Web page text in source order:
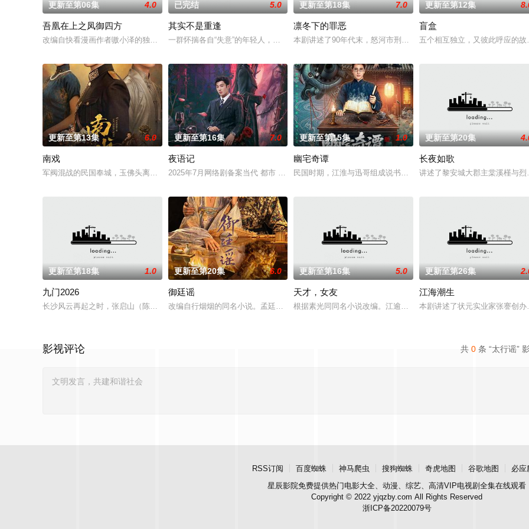
更新至第06集 4.0
吾凰在上之凤御四方
改编自快看漫画作者嗷小泽的独家连载漫画《吾凰在上》。现代少女奚圆（姜贞羽 饰）因意外踏入玄机界，继而卷入
已完结 5.0
其实不是重逢
一群怀揣各自“失意”的年轻人，在沿海小城南安相遇相知，他们决心各展所长创办旅行社。他们以当地的特
更新至第18集 7.0
凛冬下的罪恶
本剧讲述了90年代末，怒河市刑侦支队在无普及监控、无DNA鉴定技
更新至第12集
盲盒
五个相互独立，又彼此呼应的
更新至第13集 6.0
南戏
军阀混战的民国奉城，玉佛头离奇失窃，戏班主横尸戏台，将冷血少帅许又安与昆曲名伶荣筱楠推向不死不休的对立绝
更新至第16集 7.0
夜语记
2025年7月网络剧备案当代 都市 海南越酷文化传媒有限公司
更新至第15集 1.0
幽宅奇谭
民国时期，江淮与迅哥组成说书班子，偶遇“白天人住屋，晚上鬼占房
更新至第20集
长夜如歌
讲述了黎安城大郡主棠溪槿与
更新至第18集 1.0
九门2026
长沙风云再起之时，张启山（陈伟霆 饰）与吴老狗（曾舜晞 饰）强强联手，携手霍仙姑（陈瑶 饰）与九门诸人共
更新至第20集 6.0
御廷谣
改编自行烟烟的同名小说。孟廷辉，大平王朝有史以来个以女子进士科三元及第入翰林院的奇女子。十年前
更新至第16集 5.0
天才，女友
根据素光同同名小说改编。江逾白长大以后，林知夏忽然对他说：“
更新至第26集
江海潮生
本剧讲述了状元实业家张謇创
共 0 条 “太行谣”
影视评论
RSS订阅 百度蜘蛛 神马爬虫 搜狗蜘蛛 奇虎地图 谷歌地图
必应
星辰影院免费提供热门电影大全、动漫、综艺、高清VIP电视剧全集在线观看
Copyright © 2022 yjqzby.com All Rights Reserved
浙ICP备20220079号